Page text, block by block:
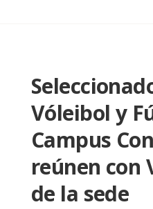
Vóleibol y
Campus
reúnen con
de la sede